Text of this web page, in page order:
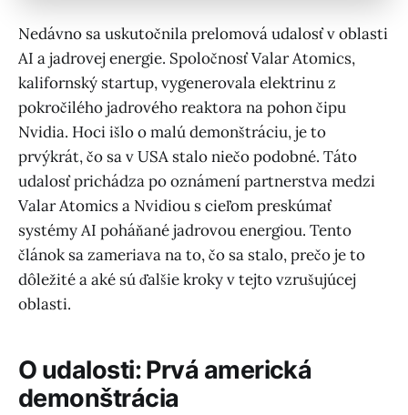
Nedávno sa uskutočnila prelomová udalosť v oblasti
AI a jadrovej energie. Spoločnosť Valar Atomics,
kalifornský startup, vygenerovala elektrinu z
pokročilého jadrového reaktora na pohon čipu
Nvidia. Hoci išlo o malú demonštráciu, je to
prvýkrát, čo sa v USA stalo niečo podobné. Táto
udalosť prichádza po oznámení partnerstva medzi
Valar Atomics a Nvidiou s cieľom preskúmať
systémy AI poháňané jadrovou energiou. Tento
článok sa zameriava na to, čo sa stalo, prečo je to
dôležité a aké sú ďalšie kroky v tejto vzrušujúcej
oblasti.
O udalosti: Prvá americká
demonštrácia